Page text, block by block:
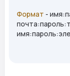
Формат -